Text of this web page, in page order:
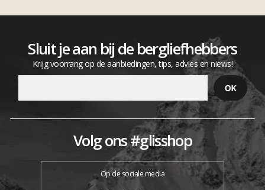
Sluit je aan bij de bergliefhebbers
Krijg voorrang op de aanbiedingen, tips, advies en niews!
Volg ons #glisshop
Op de sociale media